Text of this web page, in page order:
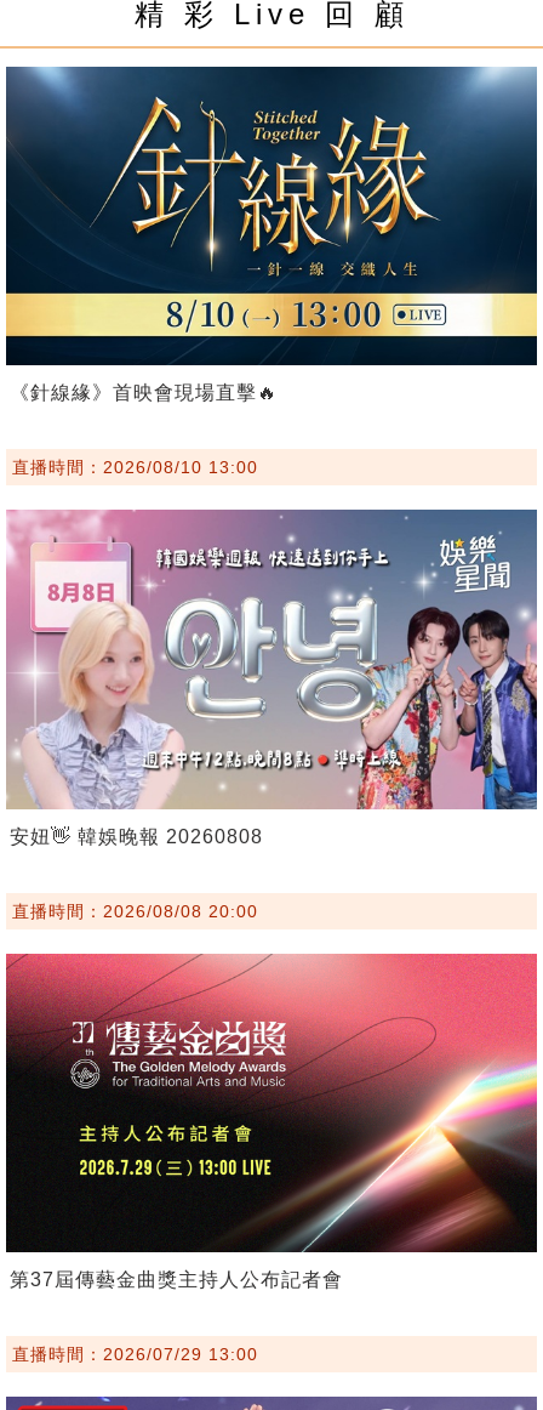
精 彩 Live 回 顧
《針線緣》首映會現場直擊🔥
直播時間：2026/08/10 13:00
安妞👋 韓娛晚報 20260808
直播時間：2026/08/08 20:00
第37屆傳藝金曲獎主持人公布記者會
直播時間：2026/07/29 13:00